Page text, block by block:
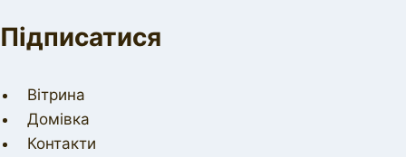
Підписатися
Вітрина
Домівка
Контакти